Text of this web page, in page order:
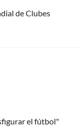
de Clubes
el fútbol"